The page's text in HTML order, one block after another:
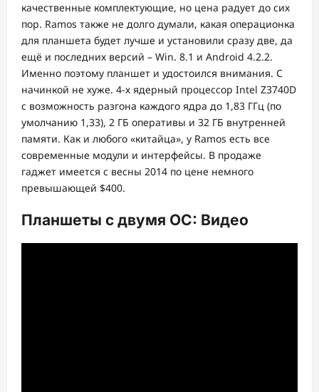
качественные комплектующие, но цена радует до сих
пор. Ramos также не долго думали, какая операционка
для планшета будет лучше и установили сразу две, да
ещё и последних версий – Win. 8.1 и Android 4.2.2.
Именно поэтому планшет и удостоился внимания. С
начинкой не хуже. 4-х ядерный процессор Intel Z3740D
с возможность разгона каждого ядра до 1,83 ГГц (по
умолчанию 1,33), 2 ГБ оперативы и 32 ГБ внутренней
памяти. Как и любого «китайца», у Ramos есть все
современные модули и интерфейсы. В продаже
гаджет имеется с весны 2014 по цене немного
превышающей $400.
Планшеты с двумя ОС: Видео